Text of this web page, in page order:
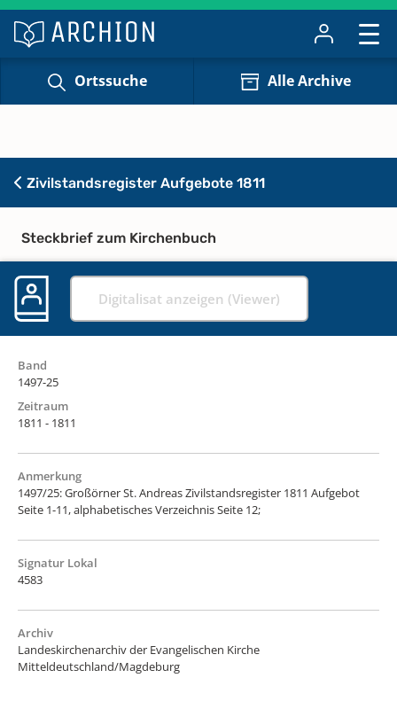
Ortssuche Alle Archive
Zivilstandsregister Aufgebote 1811
Steckbrief zum Kirchenbuch
Digitalisat anzeigen (Viewer)
Band
1497-25
Zeitraum
1811 - 1811
Anmerkung
1497/25: Großörner St. Andreas Zivilstandsregister 1811 Aufgebot
Seite 1-11, alphabetisches Verzeichnis Seite 12;
Signatur Lokal
4583
Archiv
Landeskirchenarchiv der Evangelischen Kirche
Mitteldeutschland/Magdeburg